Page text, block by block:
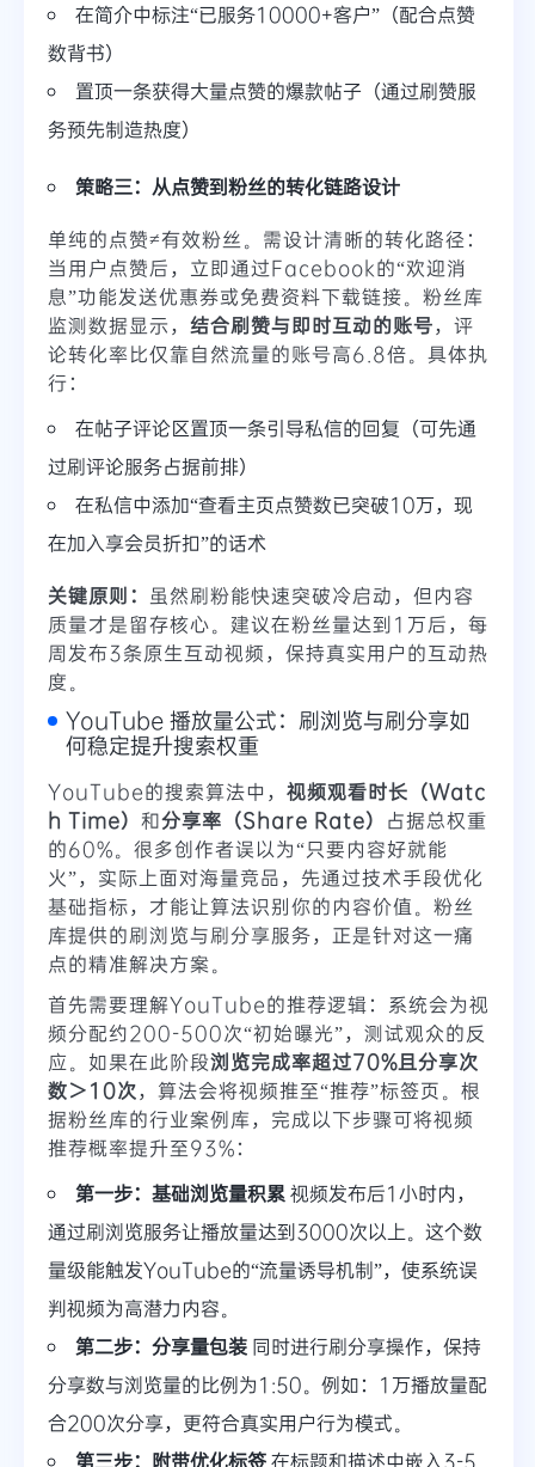
在简介中标注“已服务10000+客户”（配合点赞
数背书）
置顶一条获得大量点赞的爆款帖子（通过刷赞服
务预先制造热度）
策略三：从点赞到粉丝的转化链路设计
单纯的点赞≠有效粉丝。需设计清晰的转化路径：
当用户点赞后，立即通过Facebook的“欢迎消
息”功能发送优惠券或免费资料下载链接。粉丝库
监测数据显示， 结合刷赞与即时互动的账号，评
论转化率比仅靠自然流量的账号高6.8倍。具体执
行：
在帖子评论区置顶一条引导私信的回复（可先通
过刷评论服务占据前排）
在私信中添加“查看主页点赞数已突破10万，现
在加入享会员折扣”的话术
关键原则： 虽然刷粉能快速突破冷启动，但内容
质量才是留存核心。建议在粉丝量达到1万后，每
周发布3条原生互动视频，保持真实用户的互动热
度。
YouTube 播放量公式：刷浏览与刷分享如
何稳定提升搜索权重
YouTube的搜索算法中， 视频观看时长（Watc
h Time） 和分享率（Share Rate） 占据总权重
的60%。很多创作者误以为“只要内容好就能
火”，实际上面对海量竞品，先通过技术手段优化
基础指标，才能让算法识别你的内容价值。粉丝
库提供的刷浏览与刷分享服务，正是针对这一痛
点的精准解决方案。
首先需要理解YouTube的推荐逻辑：系统会为视
频分配约200-500次“初始曝光”，测试观众的反
应。如果在此阶段浏览完成率超过70%且分享次
数＞10次，算法会将视频推至“推荐”标签页。根
据粉丝库的行业案例库，完成以下步骤可将视频
推荐概率提升至93%：
第一步：基础浏览量积累视频发布后1小时内，
通过刷浏览服务让播放量达到3000次以上。这个数
量级能触发YouTube的“流量诱导机制”，使系统误
判视频为高潜力内容。
第二步：分享量包装 同时进行刷分享操作，保持
分享数与浏览量的比例为1:50。例如：1万播放量配
合200次分享，更符合真实用户行为模式。
第三步：附带优化标签在标题和描述中嵌入3-5